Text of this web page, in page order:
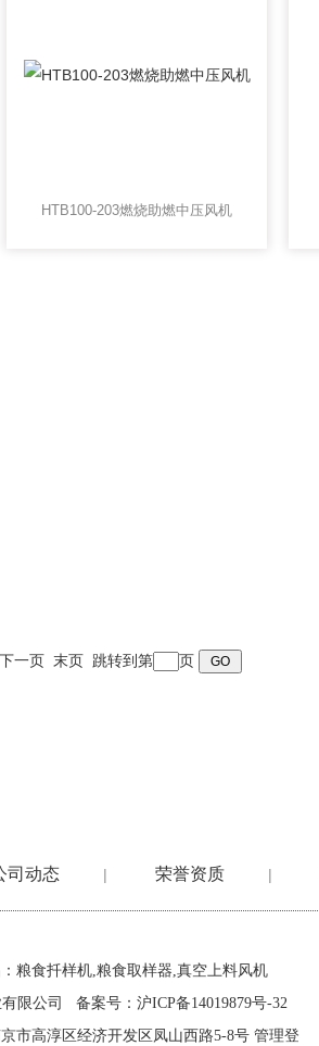
HTB100-203燃烧助燃中压风机
一页 末页 跳转到第 页
司动态 | 荣誉资质 |
粮食扦样机,粮食取样器,真空上料风机
限公司 备案号： 沪ICP备14019879号-32
市高淳区经济开发区凤山西路5-8号 管理登